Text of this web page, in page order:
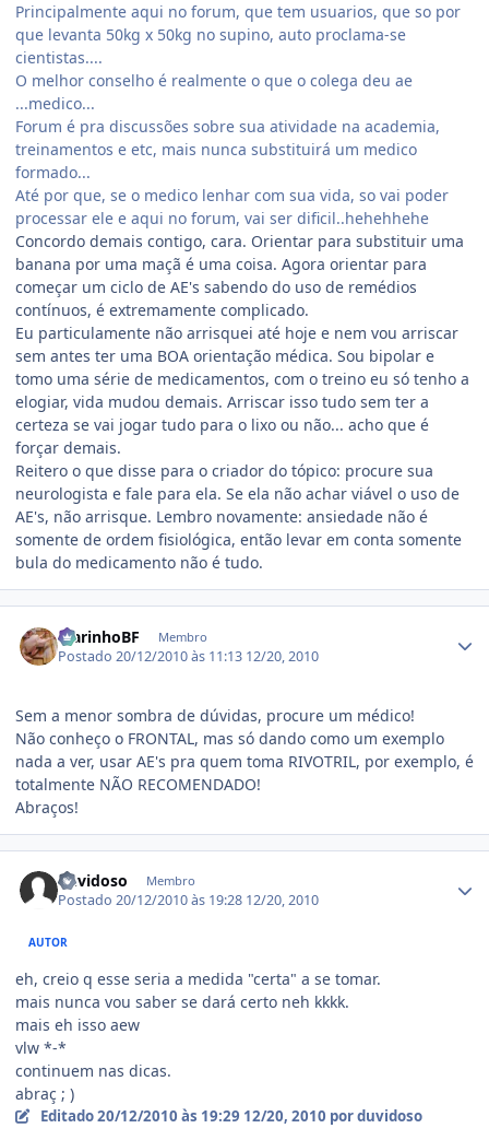
Principalmente aqui no forum, que tem usuarios, que so por
que levanta 50kg x 50kg no supino, auto proclama-se
cientistas....
O melhor conselho é realmente o que o colega deu ae
...medico...
Forum é pra discussões sobre sua atividade na academia,
treinamentos e etc, mais nunca substituirá um medico
formado...
Até por que, se o medico lenhar com sua vida, so vai poder
processar ele e aqui no forum, vai ser dificil..hehehhehe
Concordo demais contigo, cara. Orientar para substituir uma
banana por uma maçã é uma coisa. Agora orientar para
começar um ciclo de AE's sabendo do uso de remédios
contínuos, é extremamente complicado.
Eu particulamente não arrisquei até hoje e nem vou arriscar
sem antes ter uma BOA orientação médica. Sou bipolar e
tomo uma série de medicamentos, com o treino eu só tenho a
elogiar, vida mudou demais. Arriscar isso tudo sem ter a
certeza se vai jogar tudo para o lixo ou não... acho que é
forçar demais.
Reitero o que disse para o criador do tópico: procure sua
neurologista e fale para ela. Se ela não achar viável o uso de
AE's, não arrisque. Lembro novamente: ansiedade não é
somente de ordem fisiológica, então levar em conta somente
bula do medicamento não é tudo.
MarinhoBF Membro
Postado20/12/2010 às 11:13 12/20, 2010
Sem a menor sombra de dúvidas, procure um médico!
Não conheço o FRONTAL, mas só dando como um exemplo
nada a ver, usar AE's pra quem toma RIVOTRIL, por exemplo, é
totalmente NÃO RECOMENDADO!
Abraços!
duvidoso Membro
Postado20/12/2010 às 19:28 12/20, 2010
AUTOR
eh, creio q esse seria a medida "certa" a se tomar.
mais nunca vou saber se dará certo neh kkkk.
mais eh isso aew
vlw *-*
continuem nas dicas.
abraç ; )
Editado20/12/2010 às 19:29 12/20, 2010 por duvidoso